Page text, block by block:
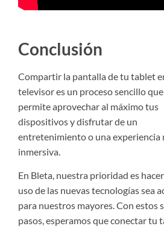
Conclusión
Compartir la pantalla de tu tablet
televisor es un proceso sencillo
permite aprovechar al máximo tus
dispositivos y disfrutar de un
entretenimiento o una experiencia
inmersiva.
En Bleta, nuestra prioridad es
uso de las nuevas tecnologías sea
para nuestros mayores. Con estos
pasos, esperamos que conectar tu